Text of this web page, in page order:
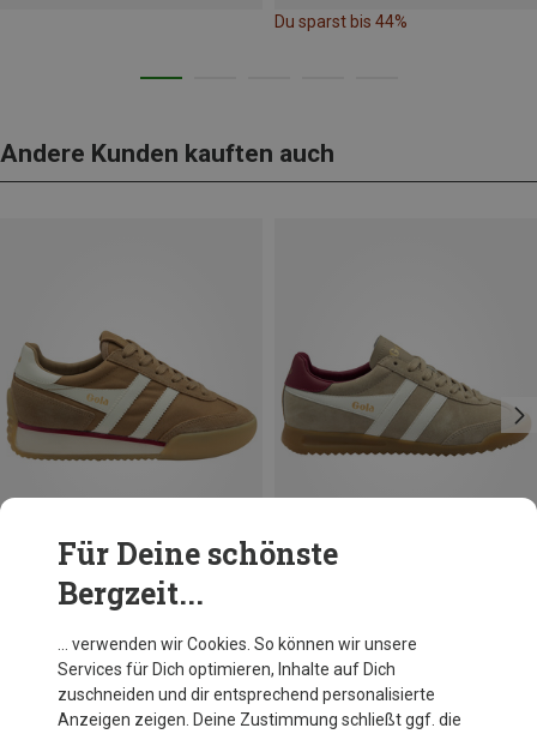
Du sparst bis 44%
Andere Kunden kauften auch
Du sparst 32%
Für Deine schönste
Bergzeit...
… verwenden wir Cookies. So können wir unsere
Services für Dich optimieren, Inhalte auf Dich
zuschneiden und dir entsprechend personalisierte
Anzeigen zeigen. Deine Zustimmung schließt ggf. die